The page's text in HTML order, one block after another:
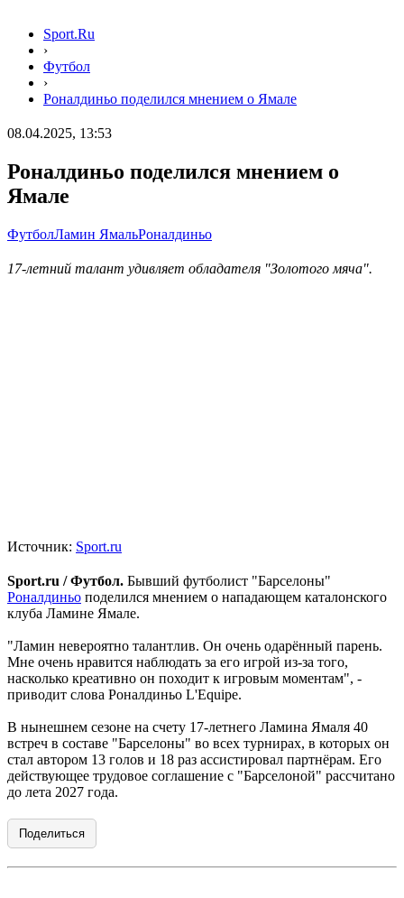
Sport.Ru
›
Футбол
›
Роналдиньо поделился мнением о Ямале
08.04.2025, 13:53
Роналдиньо поделился мнением о
Ямале
ФутболЛамин ЯмальРоналдиньо
17-летний талант удивляет обладателя "Золотого мяча".
Источник: Sport.ru
Sport.ru / Футбол. Бывший футболист "Барселоны"
Роналдиньо поделился мнением о нападающем каталонского
клуба Ламине Ямале.
"Ламин невероятно талантлив. Он очень одарённый парень.
Мне очень нравится наблюдать за его игрой из-за того,
насколько креативно он походит к игровым моментам", -
приводит слова Роналдиньо L'Equipe.
В нынешнем сезоне на счету 17-летнего Ламина Ямаля 40
встреч в составе "Барселоны" во всех турнирах, в которых он
стал автором 13 голов и 18 раз ассистировал партнёрам. Его
действующее трудовое соглашение с "Барселоной" рассчитано
до лета 2027 года.
Поделиться